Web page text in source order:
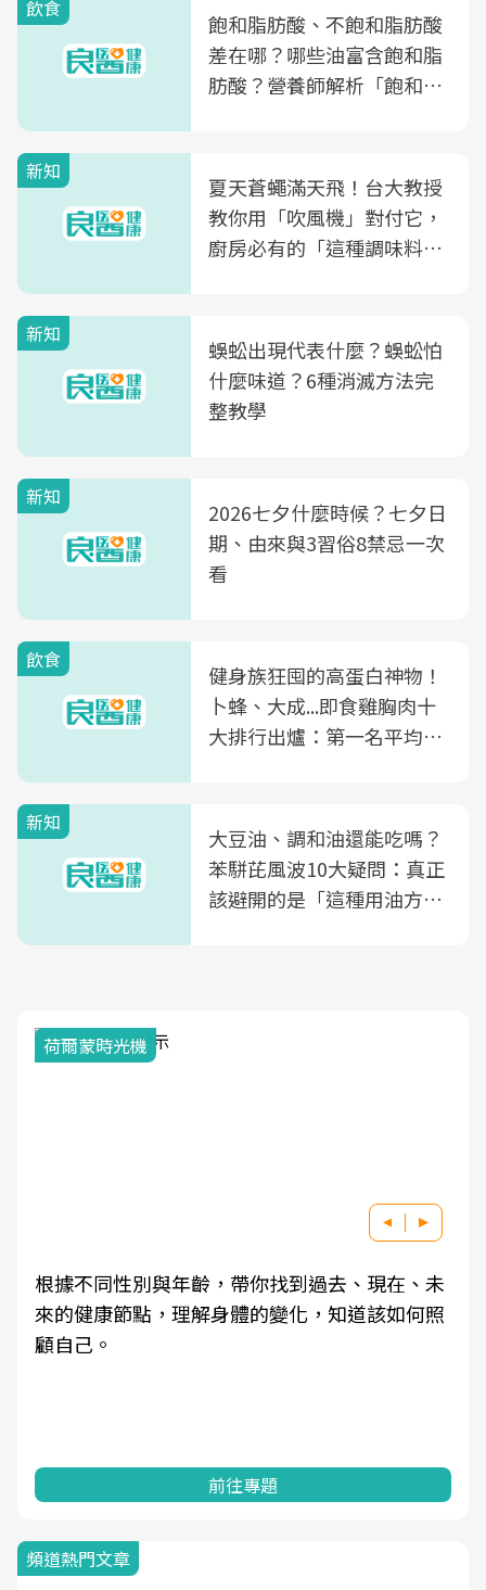
飲食
飽和脂肪酸、不飽和脂肪酸
差在哪？哪些油富含飽和脂
肪酸？營養師解析「飽和脂
新知
夏天蒼蠅滿天飛！台大教授
教你用「吹風機」對付它，
廚房必有的「這種調味料」
新知
蜈蚣出現代表什麼？蜈蚣怕
什麼味道？6種消滅方法完
整教學
新知
2026七夕什麼時候？七夕日
期、由來與3習俗8禁忌一次
看
飲食
健身族狂囤的高蛋白神物！
卜蜂、大成...即食雞胸肉十
大排行出爐：第一名平均一
新知
大豆油、調和油還能吃嗎？
苯駢芘風波10大疑問：真正
該避開的是「這種用油方
荷爾蒙時光機
根據不同性別與年齡，帶你找到過去、現在、未
來的健康節點，理解身體的變化，知道該如何照
顧自己。
前往專題
頻道熱門文章